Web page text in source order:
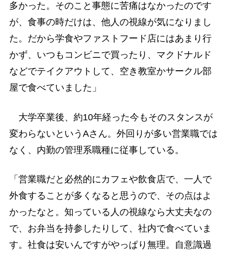
多かった。そのこと事態に苦痛はなかったのです
が、食事の時だけは、他人の視線が気になりまし
た。だから学食やファストフード店にはあまり行
かず、いつもコンビニで買ったり、マクドナルド
などでテイクアウトして、空き教室かサークル部
屋で食べていました」
大学卒業後、約10年経った今もそのスタンスが
変わらないというAさん。外回りが多い営業職では
なく、内勤の管理系職種に従事している。
「営業職だと必然的にカフェや飲食店で、一人で
外食することが多くなると思うので、その点はよ
かったなと。知っている人の視線なら大丈夫なの
で、お弁当を持参したりして、社内で食べていま
す。社食は安いんですがやっぱり無理。自意識過